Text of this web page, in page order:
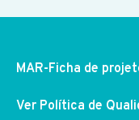
MAR-Ficha de
Ver Política de